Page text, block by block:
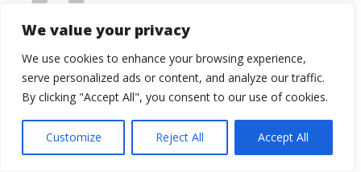
We value your privacy
We use cookies to enhance your browsing experience,
serve personalized ads or content, and analyze our traffic.
By clicking "Accept All", you consent to our use of cookies.
Customize Reject All Accept All
en el comentario!! jajajaja! Me
alegro que os haya gustado la
historia, tenía la impresión de que
estaba soltando un turrón güeno
güeno…